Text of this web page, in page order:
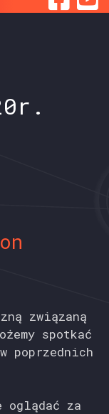
związaną
spotkać
poprzednich
oglądać za